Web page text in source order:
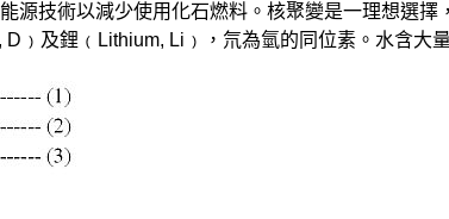
源技術以減少使用化石燃料。核聚變是一理想選
及鋰﹙Lithium, Li﹚，氘為氫的同位素。水含大